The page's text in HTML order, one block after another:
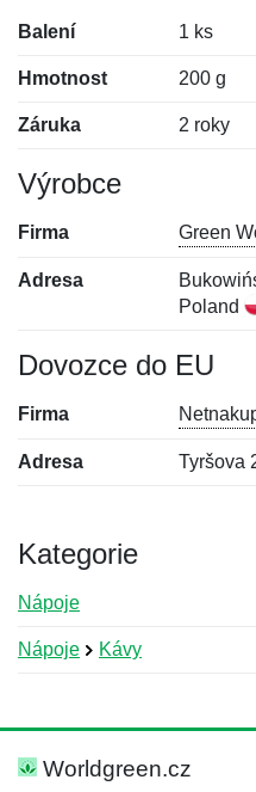
Balení 1 ks
Hmotnost 200 g
Záruka 2 roky
Výrobce
Firma Green
Adresa
Poland
Dovozce do EU
Firma
Adresa Tyršova
Kategorie
Nápoje
Nápoje Kávy
Hodnocení:
Jméno:
Worldgreen.cz